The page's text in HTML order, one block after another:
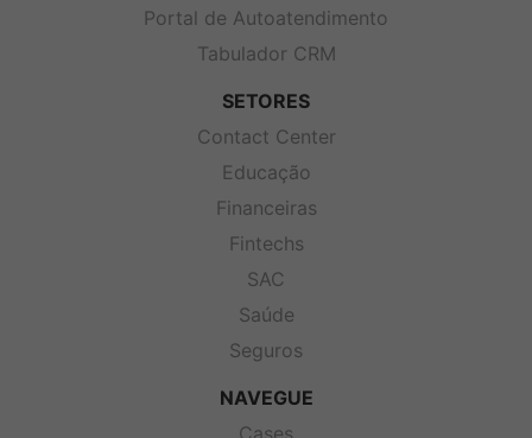
Portal de Autoatendimento
Tabulador CRM
SETORES
Contact Center
Educação
Financeiras
Fintechs
SAC
Saúde
Seguros
NAVEGUE